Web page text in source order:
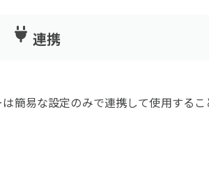
連携
簡易な設定のみで連携して使用するこ